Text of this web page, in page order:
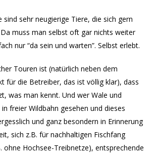
sind sehr neugierige Tiere, die sich gern
muss man selbst oft gar nichts weiter
nur “da sein und warten”. Selbst erlebt.
Touren ist (natürlich neben dem
für die Betreiber, das ist völlig klar), dass
was man kennt. Und wer Wale und
freier Wildbahn gesehen und dieses
und ganz besondern in Erinnerung
sich z.B. für nachhaltigen Fischfang
ohne Hochsee-Treibnetze), entsprechende